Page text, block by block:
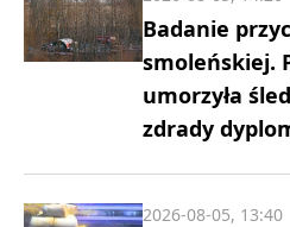
Badanie
smoleńskiej.
umorzyła
zdrady
2026-08-05, 13:40